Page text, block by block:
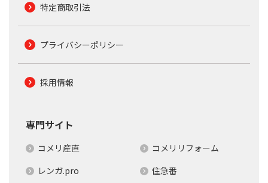
特定商取引法
プライバシーポリシー
採用情報
専門サイト
コメリ産直
コメリリフォーム
レンガ.pro
住急番